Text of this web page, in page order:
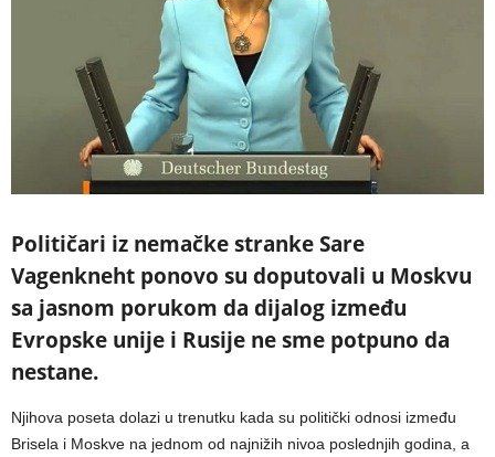
Političari iz nemačke stranke Sare
Vagenkneht ponovo su doputovali u Moskvu
sa jasnom porukom da dijalog između
Evropske unije i Rusije ne sme potpuno da
nestane.
Njihova poseta dolazi u trenutku kada su politički odnosi između
Brisela i Moskve na jednom od najnižih nivoa poslednjih godina, a